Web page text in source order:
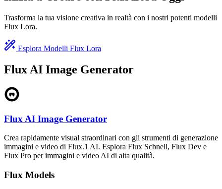
Trasforma la tua visione creativa in realtà con i nostri potenti modelli
Flux Lora.
Esplora Modelli Flux Lora
Flux AI Image Generator
Flux AI Image Generator
Crea rapidamente visual straordinari con gli strumenti di generazione
immagini e video di Flux.1 AI. Esplora Flux Schnell, Flux Dev e
Flux Pro per immagini e video AI di alta qualità.
Flux Models